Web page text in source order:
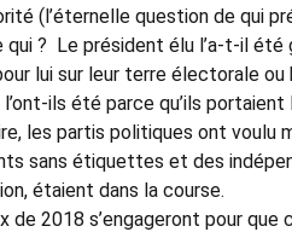
(l’éternelle question de qui
qui ? Le président élu l’a-t-il été
lui sur leur terre électorale
ils été parce qu’ils
les partis politiques ont
sans étiquettes et des
étaient dans la course.
de 2018 s’engageront pour